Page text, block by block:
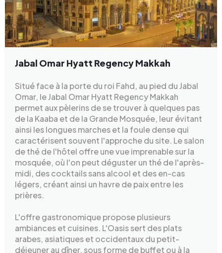
Jabal Omar Hyatt Regency Makkah
Situé face à la porte du roi Fahd, au pied du Jabal
Omar, le Jabal Omar Hyatt Regency Makkah
permet aux pèlerins de se trouver à quelques pas
de la Kaaba et de la Grande Mosquée, leur évitant
ainsi les longues marches et la foule dense qui
caractérisent souvent l'approche du site. Le salon
de thé de l'hôtel offre une vue imprenable sur la
mosquée, où l'on peut déguster un thé de l'après-
midi, des cocktails sans alcool et des en-cas
légers, créant ainsi un havre de paix entre les
prières.
L'offre gastronomique propose plusieurs
ambiances et cuisines. L'Oasis sert des plats
arabes, asiatiques et occidentaux du petit-
déjeuner au dîner, sous forme de buffet ou à la